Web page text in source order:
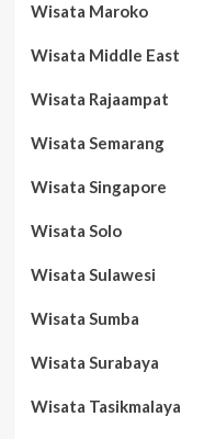
Wisata Maroko
Wisata Middle East
Wisata Rajaampat
Wisata Semarang
Wisata Singapore
Wisata Solo
Wisata Sulawesi
Wisata Sumba
Wisata Surabaya
Wisata Tasikmalaya